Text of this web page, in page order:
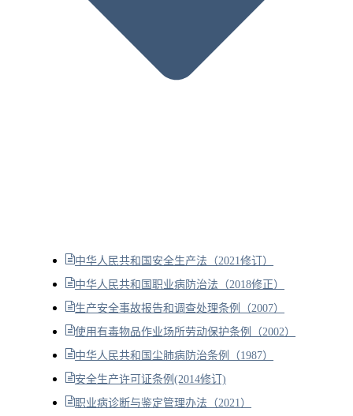
中华人民共和国安全生产法（2021修订）
中华人民共和国职业病防治法（2018修正）
生产安全事故报告和调查处理条例（2007）
使用有毒物品作业场所劳动保护条例（2002）
中华人民共和国尘肺病防治条例（1987）
安全生产许可证条例(2014修订)
职业病诊断与鉴定管理办法（2021）